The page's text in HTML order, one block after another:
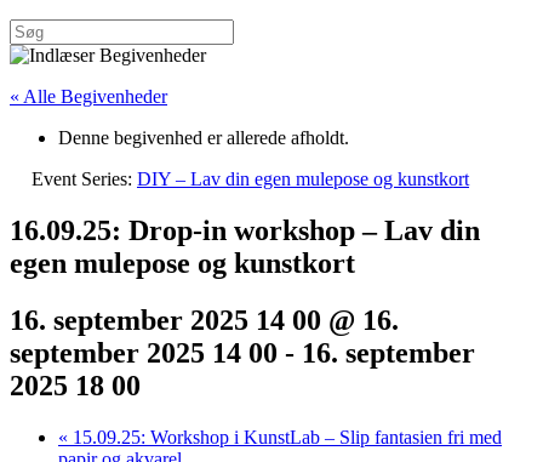
« Alle Begivenheder
Denne begivenhed er allerede afholdt.
Event Series: DIY – Lav din egen mulepose og kunstkort
16.09.25: Drop-in workshop – Lav din
egen mulepose og kunstkort
16. september 2025 14 00 @ 16.
september 2025 14 00 - 16. september
2025 18 00
« 15.09.25: Workshop i KunstLab – Slip fantasien fri med